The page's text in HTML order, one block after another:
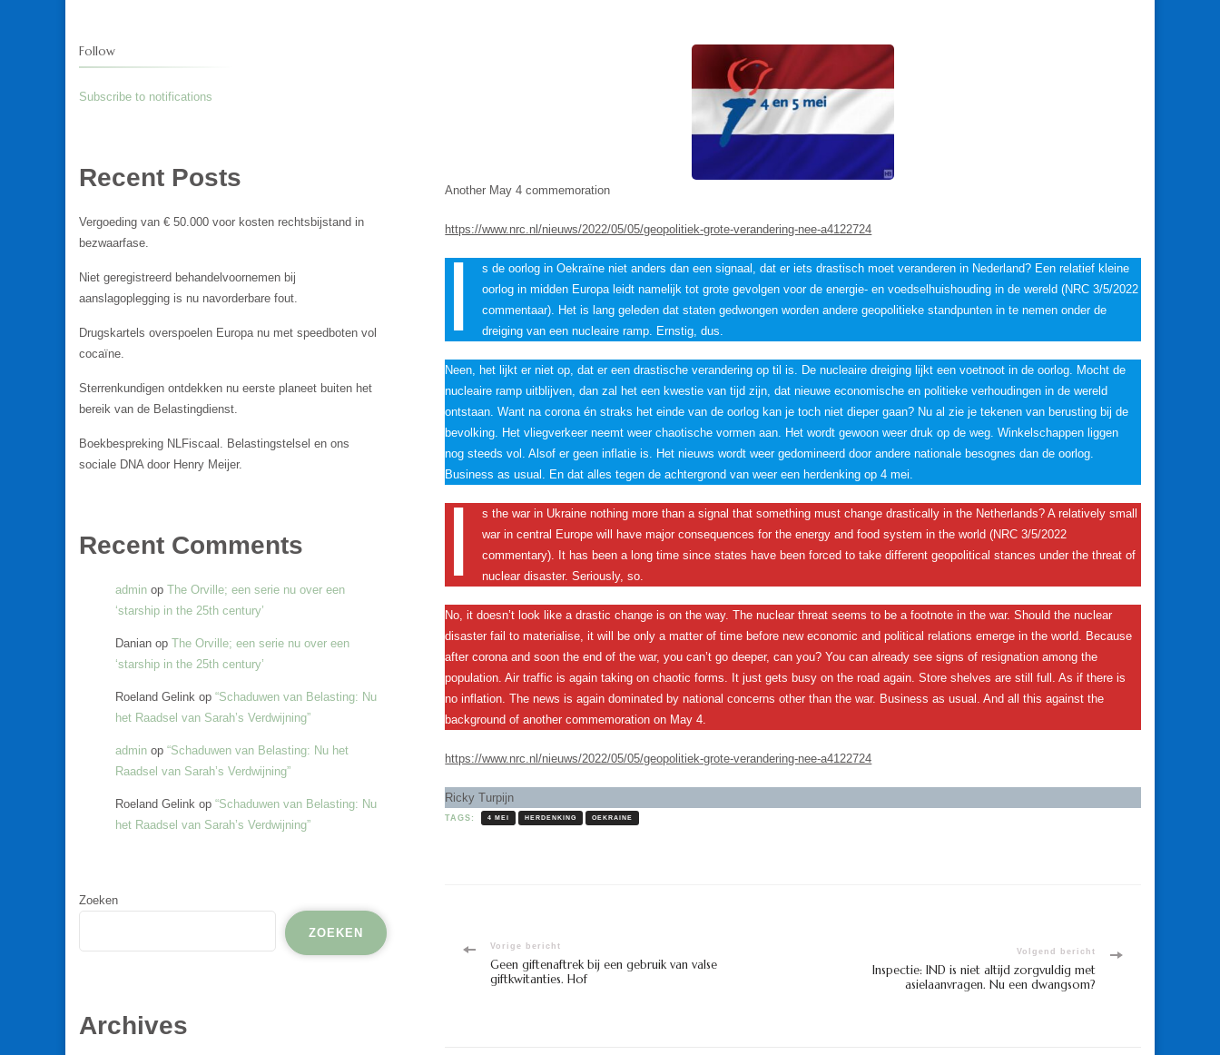
Another May 4 commemoration
https://www.nrc.nl/nieuws/2022/05/05/geopolitiek-grote-verandering-nee-a4122724
I
s de oorlog in Oekraïne niet anders dan een signaal, dat er iets drastisch moet veranderen in Nederland? Een relatief kleine
oorlog in midden Europa leidt namelijk tot grote gevolgen voor de energie- en voedselhuishouding in de wereld (NRC 3/5/2022
commentaar). Het is lang geleden dat staten gedwongen worden andere geopolitieke standpunten in te nemen onder de
dreiging van een nucleaire ramp. Ernstig, dus.
Neen, het lijkt er niet op, dat er een drastische verandering op til is. De nucleaire dreiging lijkt een voetnoot in de oorlog. Mocht de
nucleaire ramp uitblijven, dan zal het een kwestie van tijd zijn, dat nieuwe economische en politieke verhoudingen in de wereld
ontstaan. Want na corona én straks het einde van de oorlog kan je toch niet dieper gaan? Nu al zie je tekenen van berusting bij de
bevolking. Het vliegverkeer neemt weer chaotische vormen aan. Het wordt gewoon weer druk op de weg. Winkelschappen liggen
nog steeds vol. Alsof er geen inflatie is. Het nieuws wordt weer gedomineerd door andere nationale besognes dan de oorlog.
Business as usual. En dat alles tegen de achtergrond van weer een herdenking op 4 mei.
I
s the war in Ukraine nothing more than a signal that something must change drastically in the Netherlands? A relatively small
war in central Europe will have major consequences for the energy and food system in the world (NRC 3/5/2022
commentary). It has been a long time since states have been forced to take different geopolitical stances under the threat of
nuclear disaster. Seriously, so.
No, it doesn’t look like a drastic change is on the way. The nuclear threat seems to be a footnote in the war. Should the nuclear
disaster fail to materialise, it will be only a matter of time before new economic and political relations emerge in the world. Because
after corona and soon the end of the war, you can’t go deeper, can you? You can already see signs of resignation among the
population. Air traffic is again taking on chaotic forms. It just gets busy on the road again. Store shelves are still full. As if there is
no inflation. The news is again dominated by national concerns other than the war. Business as usual. And all this against the
background of another commemoration on May 4.
https://www.nrc.nl/nieuws/2022/05/05/geopolitiek-grote-verandering-nee-a4122724
Ricky Turpijn
TAGS: 4 MEI HERDENKING OEKRAINE
Bericht
navigatie
Vorige bericht
Geen giftenaftrek bij een gebruik van valse
giftkwitanties. Hof
Volgend bericht
Inspectie: IND is niet altijd zorgvuldig met
asielaanvragen. Nu een dwangsom?
Follow
Subscribe to notifications
Recent Posts
Vergoeding van € 50.000 voor kosten rechtsbijstand in
bezwaarfase.
Niet geregistreerd behandelvoornemen bij
aanslagoplegging is nu navorderbare fout.
Drugskartels overspoelen Europa nu met speedboten vol
cocaïne.
Sterrenkundigen ontdekken nu eerste planeet buiten het
bereik van de Belastingdienst.
Boekbespreking NLFiscaal. Belastingstelsel en ons
sociale DNA door Henry Meijer.
Recent Comments
admin op The Orville; een serie nu over een
‘starship in the 25th century’
Danian op The Orville; een serie nu over een
‘starship in the 25th century’
Roeland Gelink op “Schaduwen van Belasting: Nu
het Raadsel van Sarah’s Verdwijning”
admin op “Schaduwen van Belasting: Nu het
Raadsel van Sarah’s Verdwijning”
Roeland Gelink op “Schaduwen van Belasting: Nu
het Raadsel van Sarah’s Verdwijning”
Zoeken
ZOEKEN
Archives